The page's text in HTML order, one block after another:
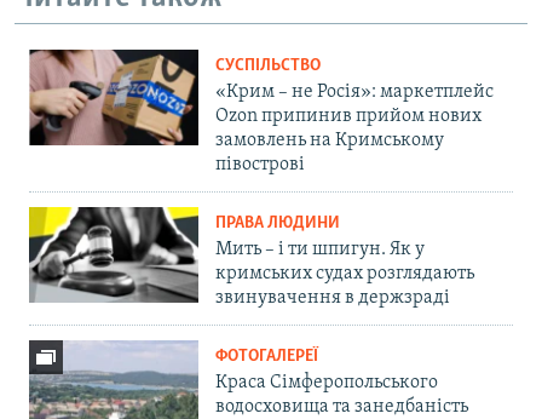
СУСПІЛЬСТВО
«Крим – не Росія»: маркетплейс
Ozon припинив прийом нових
замовлень на Кримському
півострові
ПРАВА ЛЮДИНИ
Мить – і ти шпигун. Як у
кримських судах розглядають
звинувачення в держзраді
ФОТОГАЛЕРЕЇ
Краса Сімферопольського
водосховища та занедбаність